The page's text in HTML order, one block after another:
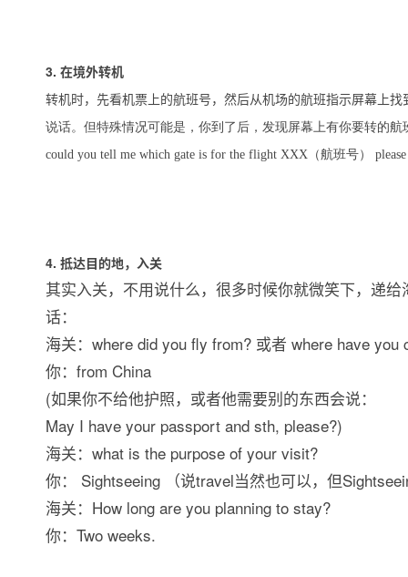
3. 在境外转机
转机时，先看机票上的航班号，然后从机场的航班指示屏幕上找
说话。但特殊情况可能是，你到了后，发现屏幕上有你要转的航
could you tell me which gate is for the flight XXX （航班号） please
4. 抵达目的地，入关
其实入关，不用说什么，很多时候你就微笑下，递
话：
海关：where did you fly from? 或者 where have you
你：from China
(如果你不给他护照，或者他需要别的东西会说：
May I have your passport and sth, please?)
海关：what is the purpose of your visit?
你： Sightseeing （说travel当然也可以，但
海关：How long are you planning to stay?
你：Two weeks.